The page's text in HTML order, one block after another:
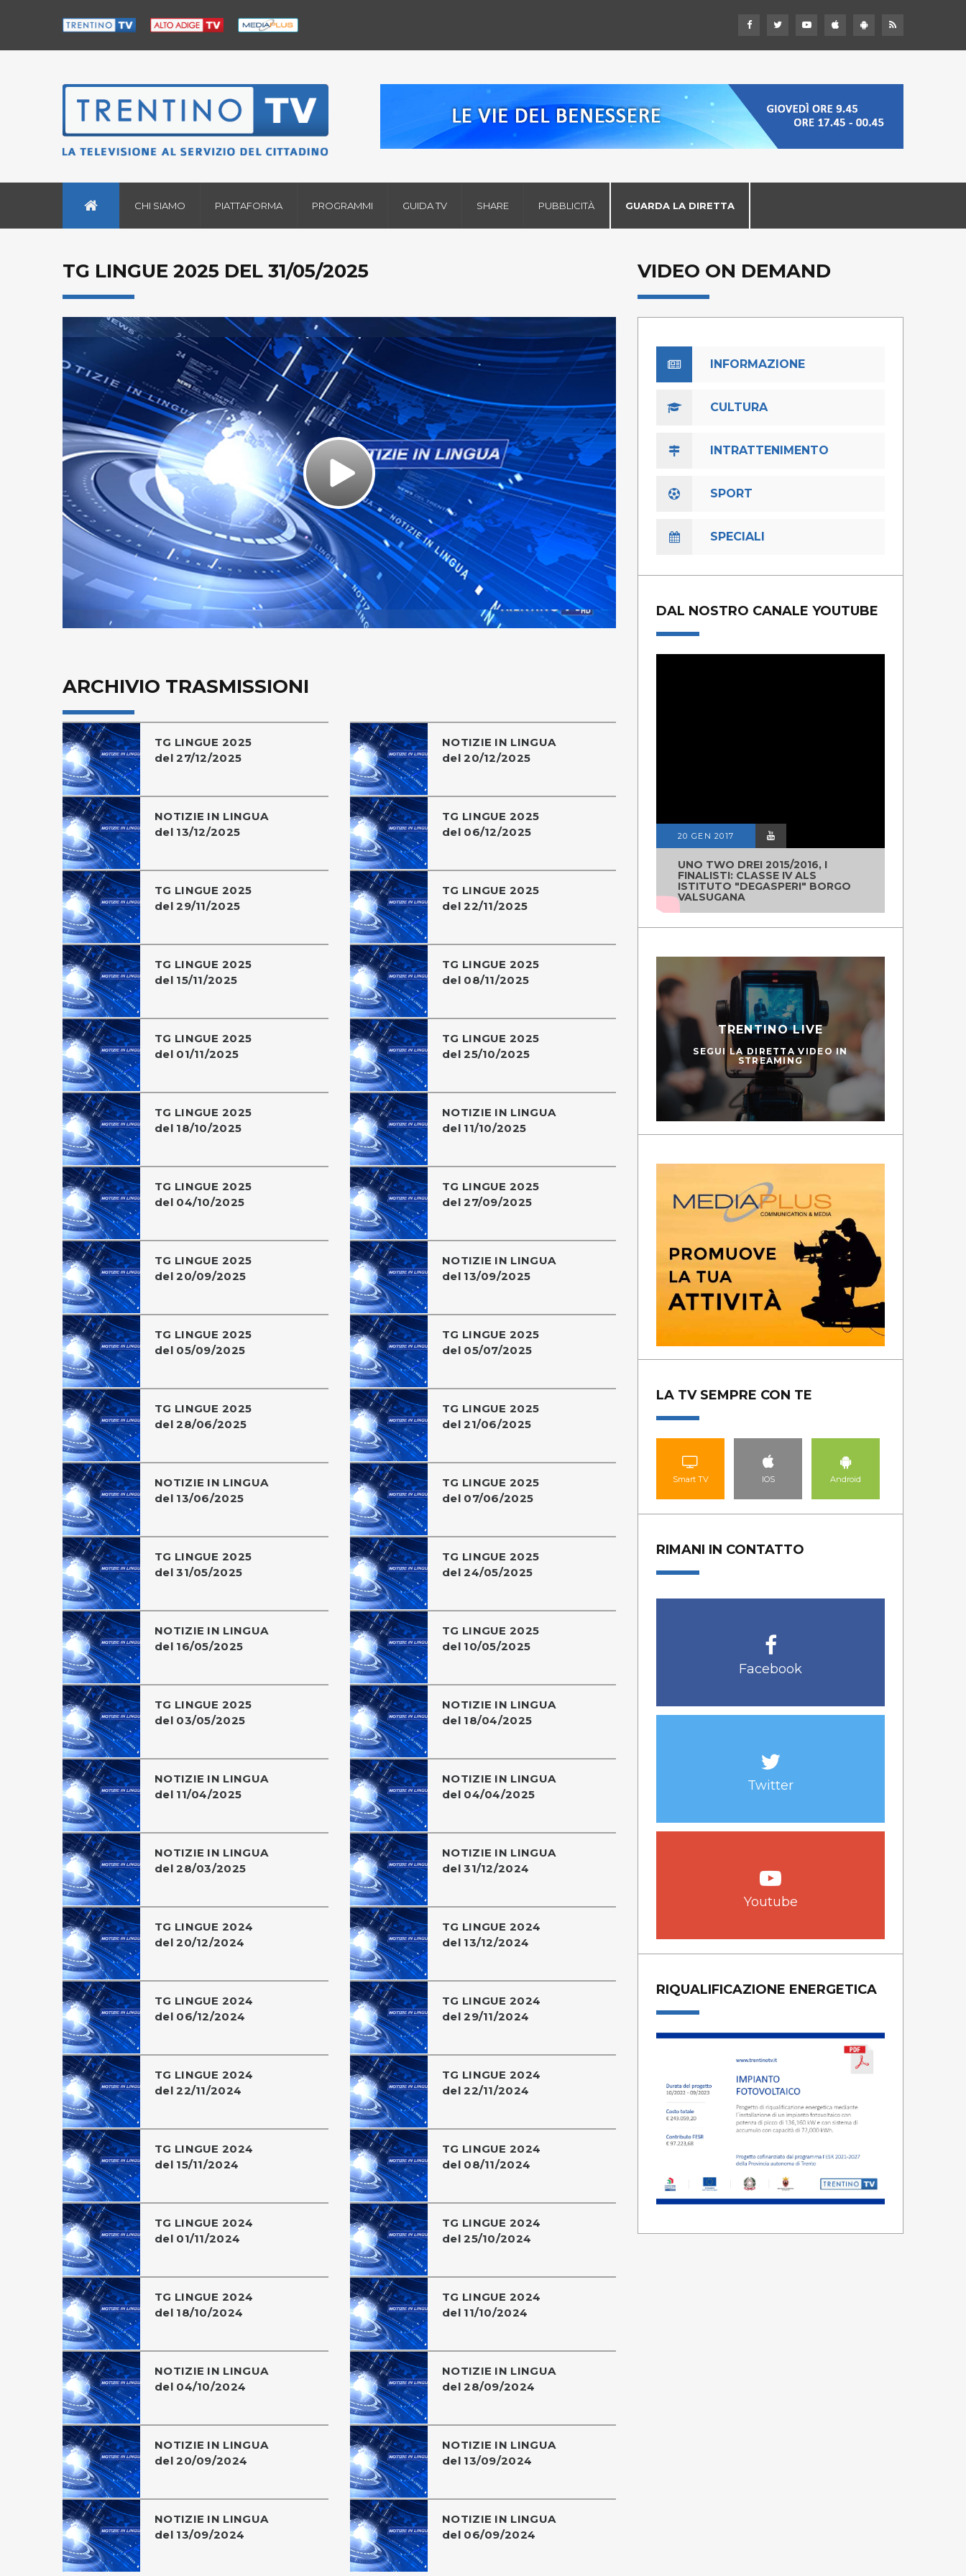
CHI SIAMO PIATTAFORMA PROGRAMMI GUIDA TV SHARE PUBBLICITÀ GUARDA LA DIRETTA
TG LINGUE 2025 DEL 31/05/2025
Play
Video
ARCHIVIO TRASMISSIONI
TG LINGUE 2025
del 27/12/2025
NOTIZIE IN LINGUA
del 20/12/2025
NOTIZIE IN LINGUA
del 13/12/2025
TG LINGUE 2025
del 06/12/2025
TG LINGUE 2025
del 29/11/2025
TG LINGUE 2025
del 22/11/2025
TG LINGUE 2025
del 15/11/2025
TG LINGUE 2025
del 08/11/2025
TG LINGUE 2025
del 01/11/2025
TG LINGUE 2025
del 25/10/2025
TG LINGUE 2025
del 18/10/2025
NOTIZIE IN LINGUA
del 11/10/2025
TG LINGUE 2025
del 04/10/2025
TG LINGUE 2025
del 27/09/2025
TG LINGUE 2025
del 20/09/2025
NOTIZIE IN LINGUA
del 13/09/2025
TG LINGUE 2025
del 05/09/2025
TG LINGUE 2025
del 05/07/2025
TG LINGUE 2025
del 28/06/2025
TG LINGUE 2025
del 21/06/2025
NOTIZIE IN LINGUA
del 13/06/2025
TG LINGUE 2025
del 07/06/2025
TG LINGUE 2025
del 31/05/2025
TG LINGUE 2025
del 24/05/2025
NOTIZIE IN LINGUA
del 16/05/2025
TG LINGUE 2025
del 10/05/2025
TG LINGUE 2025
del 03/05/2025
NOTIZIE IN LINGUA
del 18/04/2025
NOTIZIE IN LINGUA
del 11/04/2025
NOTIZIE IN LINGUA
del 04/04/2025
NOTIZIE IN LINGUA
del 28/03/2025
NOTIZIE IN LINGUA
del 31/12/2024
TG LINGUE 2024
del 20/12/2024
TG LINGUE 2024
del 13/12/2024
TG LINGUE 2024
del 06/12/2024
TG LINGUE 2024
del 29/11/2024
TG LINGUE 2024
del 22/11/2024
TG LINGUE 2024
del 22/11/2024
TG LINGUE 2024
del 15/11/2024
TG LINGUE 2024
del 08/11/2024
TG LINGUE 2024
del 01/11/2024
TG LINGUE 2024
del 25/10/2024
TG LINGUE 2024
del 18/10/2024
TG LINGUE 2024
del 11/10/2024
NOTIZIE IN LINGUA
del 04/10/2024
NOTIZIE IN LINGUA
del 28/09/2024
NOTIZIE IN LINGUA
del 20/09/2024
NOTIZIE IN LINGUA
del 13/09/2024
NOTIZIE IN LINGUA
del 13/09/2024
NOTIZIE IN LINGUA
del 06/09/2024
VIDEO ON DEMAND
INFORMAZIONE
CULTURA
INTRATTENIMENTO
SPORT
SPECIALI
DAL NOSTRO CANALE YOUTUBE
20 GEN 2017
UNO TWO DREI 2015/2016, I
FINALISTI: CLASSE IV ALS
ISTITUTO "DEGASPERI" BORGO
VALSUGANA
TRENTINO LIVE
SEGUI LA DIRETTA VIDEO IN
STREAMING
LA TV SEMPRE CON TE
Smart TV IOS Android
RIMANI IN CONTATTO
Facebook
Twitter
Youtube
RIQUALIFICAZIONE ENERGETICA